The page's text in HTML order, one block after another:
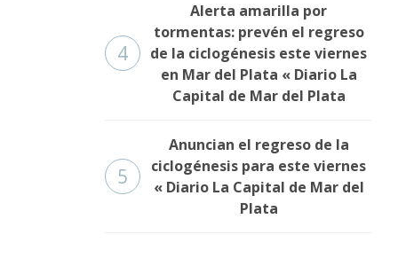
4
Alerta amarilla por
tormentas: prevén el regreso
de la ciclogénesis este viernes
en Mar del Plata « Diario La
Capital de Mar del Plata
5
Anuncian el regreso de la
ciclogénesis para este viernes
« Diario La Capital de Mar del
Plata